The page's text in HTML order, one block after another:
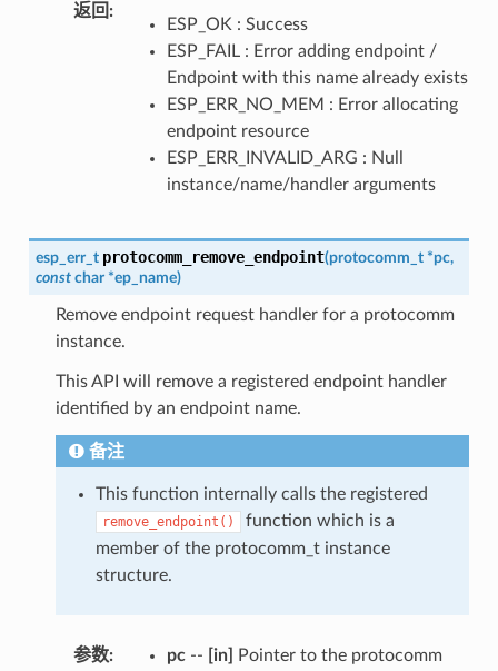
返回 :
ESP_OK : Success
ESP_FAIL : Error adding endpoint /
Endpoint with this name already exists
ESP_ERR_NO_MEM : Error allocating
endpoint resource
ESP_ERR_INVALID_ARG : Null
instance/name/handler arguments
esp_err_t protocomm_remove_endpoint(protocomm_t *pc,
const char *ep_name)
Remove endpoint request handler for a protocomm
instance.
This API will remove a registered endpoint handler
identified by an endpoint name.
备注
This function internally calls the registered
remove_endpoint()
function which is a
member of the protocomm_t instance
structure.
参数: pc-- [in]
Pointer to the protocomm